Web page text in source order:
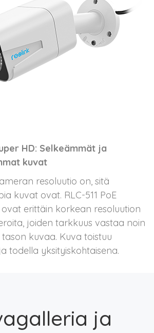
HD: Selkeämmät ja
kuvat
resoluutio on, sitä
kuvat ovat. RLC-511 PoE
erittäin korkean resoluution
joiden tarkkuus vastaa noin
kuvaa. Kuva toistuu
todella yksityiskohtaisena.
ja